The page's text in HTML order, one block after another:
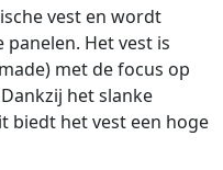
vest en wordt
panelen. Het vest is
met de focus op
het slanke
biedt het vest een hoge